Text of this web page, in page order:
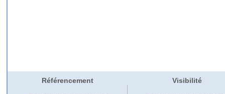
Référencement Visibilité